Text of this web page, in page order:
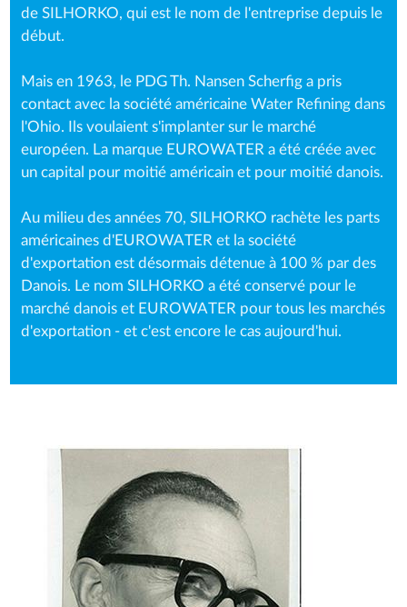
de SILHORKO, qui est le nom de l'entreprise depuis le
début.
Mais en 1963, le PDG Th. Nansen Scherfig a pris
contact avec la société américaine Water Refining dans
l'Ohio. Ils voulaient s'implanter sur le marché
européen. La marque EUROWATER a été créée avec
un capital pour moitié américain et pour moitié danois.
Au milieu des années 70, SILHORKO rachète les parts
américaines d'EUROWATER et la société
d'exportation est désormais détenue à 100 % par des
Danois. Le nom SILHORKO a été conservé pour le
marché danois et EUROWATER pour tous les marchés
d'exportation - et c'est encore le cas aujourd'hui.